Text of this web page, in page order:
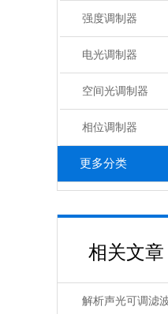
强度调制器
电光调制器
空间光调制器
相位调制器
更多分类
相关文章